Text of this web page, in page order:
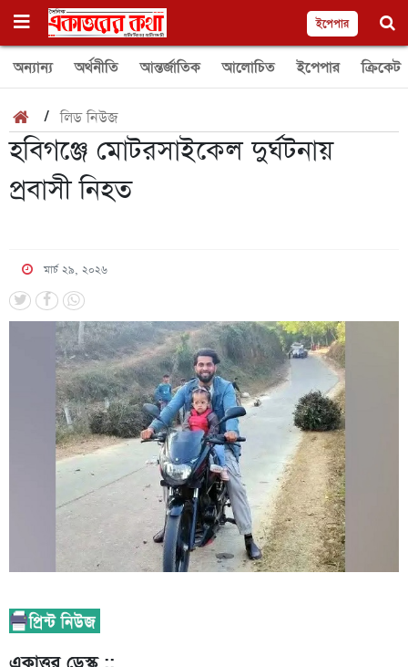
ইপেপার
অন্যান্য অর্থনীতি আন্তর্জাতিক আলোচিত ইপেপার ক্রিকেট
/লিড নিউজ
হবিগঞ্জে মোটরসাইকেল দুর্ঘটনায়
প্রবাসী নিহত
মার্চ ২৯, ২০২৬